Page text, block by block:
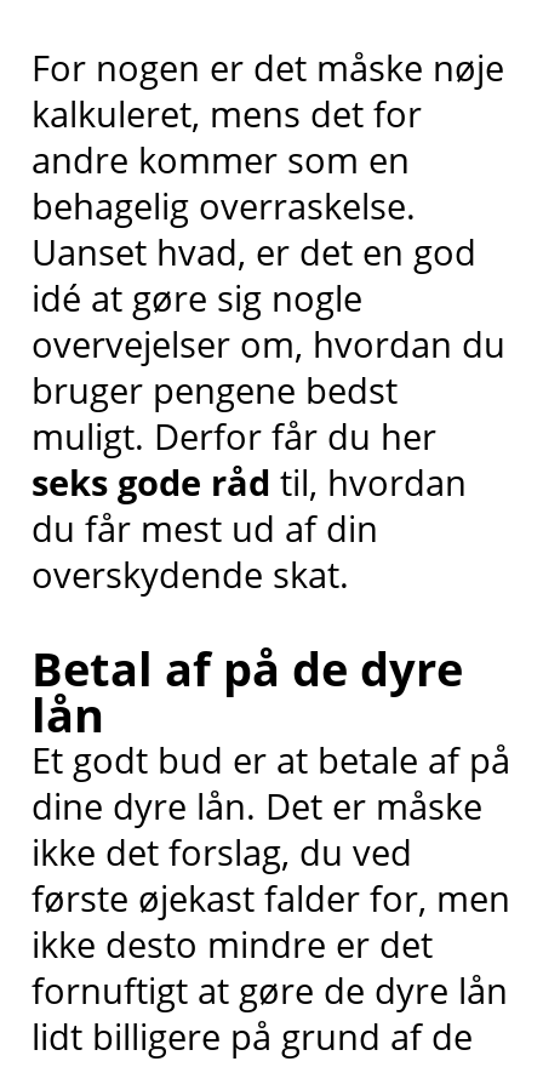
For nogen er det måske nøje
kalkuleret, mens det for
andre kommer som en
behagelig overraskelse.
Uanset hvad, er det en god
idé at gøre sig nogle
overvejelser om, hvordan du
bruger pengene bedst
muligt. Derfor får du her
seks gode råd til, hvordan
du får mest ud af din
overskydende skat.
Betal af på de dyre
lån
Et godt bud er at betale af på
dine dyre lån. Det er måske
ikke det forslag, du ved
første øjekast falder for, men
ikke desto mindre er det
fornuftigt at gøre de dyre lån
lidt billigere på grund af de